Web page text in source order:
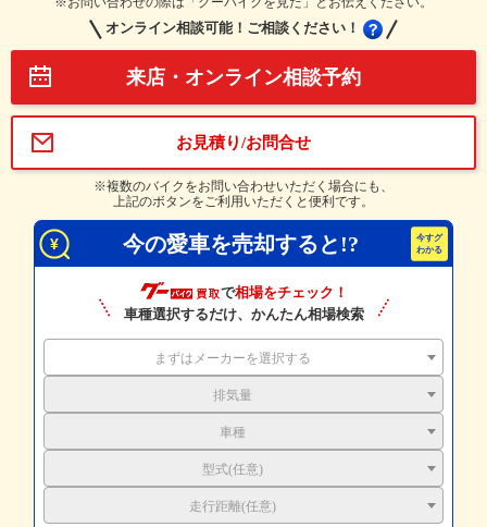
オンライン相談可能！ご相談ください！
来店・オンライン相談予約
お見積り/お問合せ
※複数のバイクをお問い合わせいただく場合にも、
上記のボタンをご利用いただくと便利です。
今の愛車を売却すると!?
で相場をチェック！
車種選択するだけ、かんたん相場検索
まずはメーカーを選択する
排気量
車種
型式(任意)
走行距離(任意)